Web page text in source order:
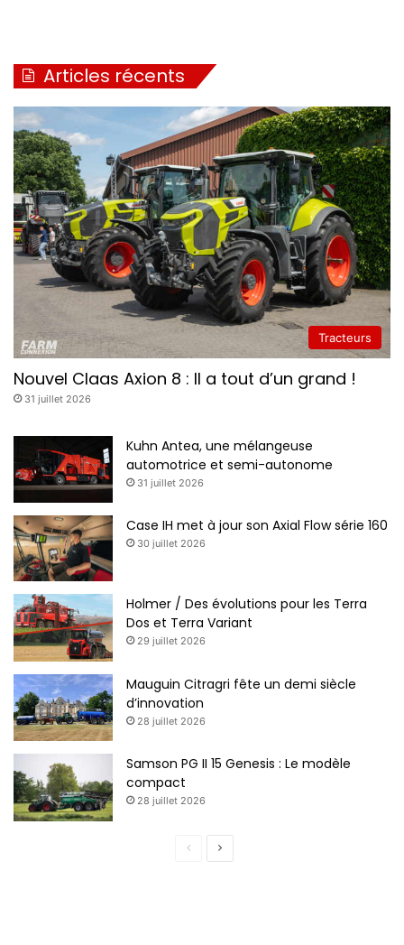
Articles récents
Tracteurs
Nouvel Claas Axion 8 : Il a tout d’un grand !
31 juillet 2026
Kuhn Antea, une mélangeuse
automotrice et semi-autonome
31 juillet 2026
Case IH met à jour son Axial Flow série 160
30 juillet 2026
Holmer / Des évolutions pour les Terra
Dos et Terra Variant
29 juillet 2026
Mauguin Citragri fête un demi siècle
d’innovation
28 juillet 2026
Samson PG II 15 Genesis : Le modèle
compact
28 juillet 2026
Page
Page